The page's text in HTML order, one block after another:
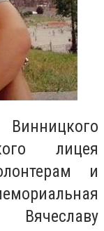
лицея
и